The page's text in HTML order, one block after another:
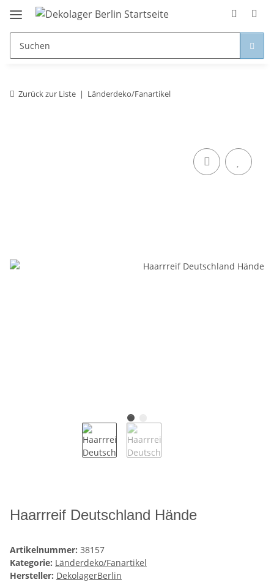
Zurück zur Liste Länderdeko/Fanartikel
Haarrreif Deutschland Hände
Artikelnummer: 38157
Kategorie: Länderdeko/Fanartikel
Hersteller: DekolagerBerlin